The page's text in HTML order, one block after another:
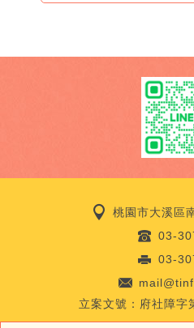
桃園市大溪區
03-
03-
立案文號： 府社障字